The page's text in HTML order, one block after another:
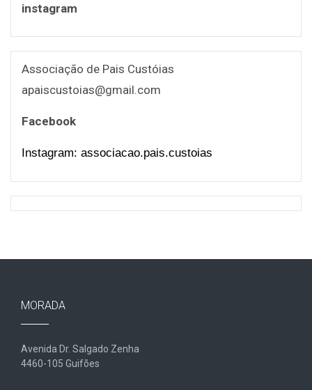
instagram
Associação de Pais Custóias
apaiscustoias@gmail.com
Facebook
Instagram: associacao.pais.custoias
MORADA
Avenida Dr. Salgado Zenha
4460-105 Guifões